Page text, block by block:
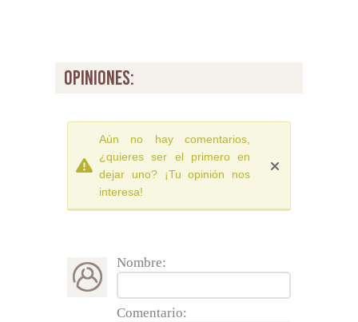
opiniones:
Aún no hay comentarios,
¿quieres ser el primero en
dejar uno? ¡Tu opinión nos
interesa!
Nombre:
Comentario: